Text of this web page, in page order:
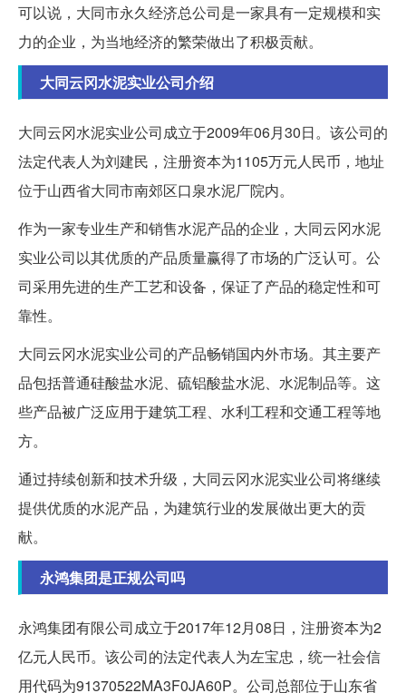
可以说，大同市永久经济总公司是一家具有一定规模和实
力的企业，为当地经济的繁荣做出了积极贡献。
大同云冈水泥实业公司介绍
大同云冈水泥实业公司成立于2009年06月30日。该公司的
法定代表人为刘建民，注册资本为1105万元人民币，地址
位于山西省大同市南郊区口泉水泥厂院内。
作为一家专业生产和销售水泥产品的企业，大同云冈水泥
实业公司以其优质的产品质量赢得了市场的广泛认可。公
司采用先进的生产工艺和设备，保证了产品的稳定性和可
靠性。
大同云冈水泥实业公司的产品畅销国内外市场。其主要产
品包括普通硅酸盐水泥、硫铝酸盐水泥、水泥制品等。这
些产品被广泛应用于建筑工程、水利工程和交通工程等地
方。
通过持续创新和技术升级，大同云冈水泥实业公司将继续
提供优质的水泥产品，为建筑行业的发展做出更大的贡
献。
永鸿集团是正规公司吗
永鸿集团有限公司成立于2017年12月08日，注册资本为2
亿元人民币。该公司的法定代表人为左宝忠，统一社会信
用代码为91370522MA3F0JA60P。公司总部位于山东省